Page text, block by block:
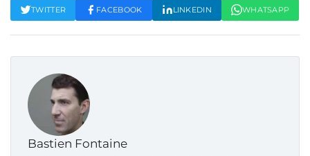
TWITTER FACEBOOK LINKEDIN WHATSAPP
Bastien Fontaine